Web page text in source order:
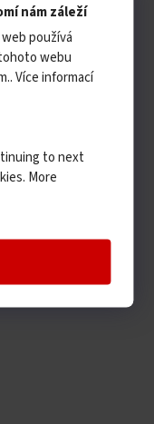
nám záleží
používá
webu
Více informací
to next
More